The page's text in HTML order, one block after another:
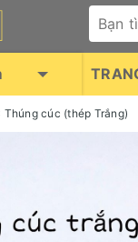
Thúng cúc (thép Trắng)